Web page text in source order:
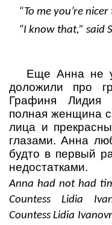
“To me you’re
“I know that,” said
Еще Анна не
доложили про
Графиня Лидия
полная женщина
лица и
глазами. Анна
будто в первый
недостатками.
Anna had not had
Countess Lidia
Countess Lidia